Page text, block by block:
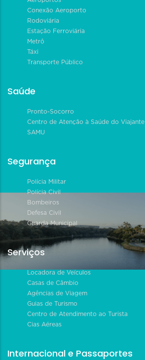
Conexão Aeroporto
Rodoviária
Estação Ferroviária
Metrô
Táxi
Transporte Público
Saúde
Pronto-Socorro
Centro de Atenção à Saúde do Viajante
SAMU
Segurança
Polícia Militar
Polícia Civil
Bombeiros
Defesa Civil
Guarda Municipal
Serviços
Locadora de Veículos
Casas de Câmbio
Agências de Viagem
Guias de Turismo
Centro de Atendimento ao Turista
Cias Aéreas
Internacional e Passaportes